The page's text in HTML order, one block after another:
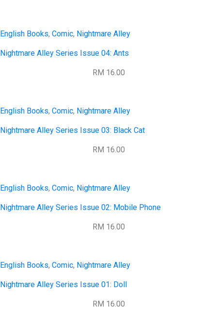
English Books, Comic, Nightmare Alley
Nightmare Alley Series Issue 04: Ants
RM 16.00
English Books, Comic, Nightmare Alley
Nightmare Alley Series Issue 03: Black Cat
RM 16.00
English Books, Comic, Nightmare Alley
Nightmare Alley Series Issue 02: Mobile Phone
RM 16.00
English Books, Comic, Nightmare Alley
Nightmare Alley Series Issue 01: Doll
RM 16.00